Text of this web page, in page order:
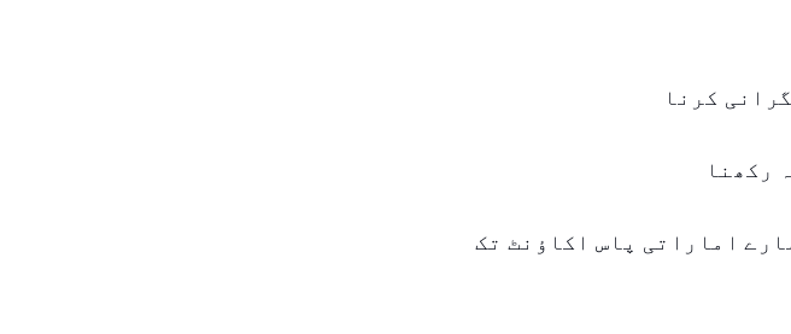
کرنا
رکھنا
اماراتی پاس اکاؤنٹ تک